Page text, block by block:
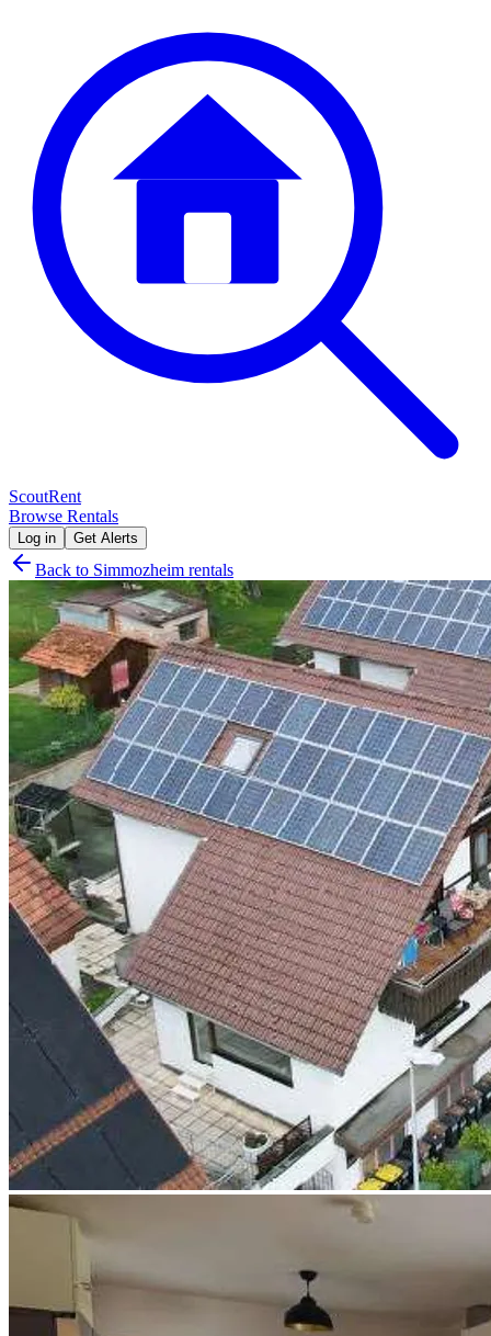
ScoutRent
Browse Rentals
Log in Get Alerts
Back to Simmozheim rentals